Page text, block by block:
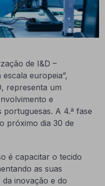
de I&D –
europeia”,
representa um
e
portuguesas. A 4.ª fase
próximo dia 30 de
é capacitar o tecido
as suas
inovação e do